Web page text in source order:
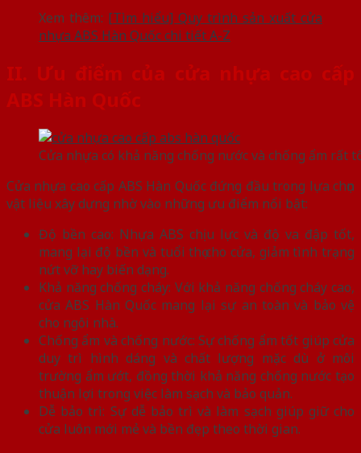
Xem thêm: [Tìm hiểu] Quy trình sản xuất cửa
nhựa ABS Hàn Quốc chi tiết A-Z
II. Ưu điểm của cửa nhựa cao cấp
ABS Hàn Quốc
Cửa nhựa có khả năng chống nước và chống ẩm rất
Cửa nhựa cao cấp ABS Hàn Quốc đứng đầu trong lựa chọn
vật liệu xây dựng nhờ vào những ưu điểm nổi bật:
Độ bền cao: Nhựa ABS chịu lực và độ va đập tốt,
mang lại độ bền và tuổi thọ cho cửa, giảm tình trạng
nứt vỡ hay biến dạng.
Khả năng chống cháy: Với khả năng chống cháy cao,
cửa ABS Hàn Quốc mang lại sự an toàn và bảo vệ
cho ngôi nhà.
Chống ẩm và chống nước: Sự chống ẩm tốt giúp cửa
duy trì hình dáng và chất lượng mặc dù ở môi
trường ẩm ướt, đồng thời khả năng chống nước tạo
thuận lợi trong việc làm sạch và bảo quản.
Dễ bảo trì: Sự dễ bảo trì và làm sạch giúp giữ cho
cửa luôn mới mẻ và bền đẹp theo thời gian.